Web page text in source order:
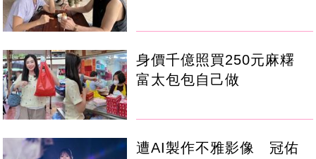
身價千億照買250元麻糬
富太包包自己做
遭AI製作不雅影像 冠佑